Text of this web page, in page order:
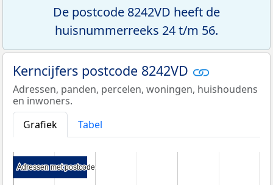
De postcode 8242VD heeft de
huisnummerreeks 24 t/m 56.
Kerncijfers postcode 8242VD
Adressen, panden, percelen, woningen, huishoudens
en inwoners.
Grafiek
Tabel
Adressen met postcode
Adressen met postcode